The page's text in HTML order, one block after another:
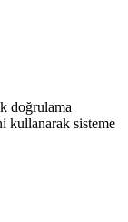
doğrulama
kullanarak sisteme